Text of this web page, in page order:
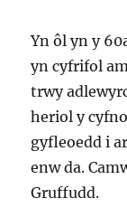
Yn ôl yn y
yn cyfrifol
trwy
heriol y
gyfleoedd i
enw da.
Gruffudd.